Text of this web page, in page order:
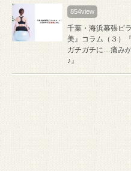
854view
千葉・海浜幕張ピ
美』コラム（３）
ガチガチに…痛み
♪』